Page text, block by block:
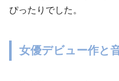
ぴったりでした。
女優デビュー作と